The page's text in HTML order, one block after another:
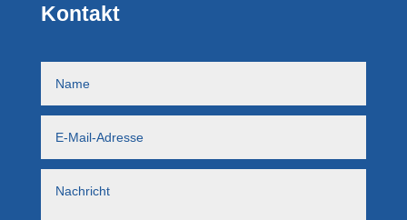
Kontakt